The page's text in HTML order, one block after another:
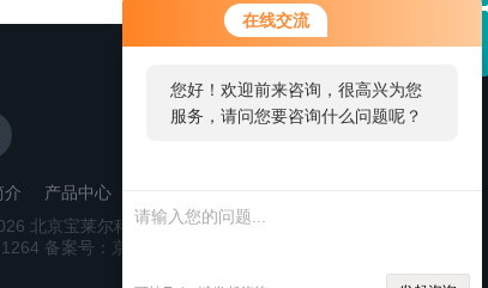
在线交流
您好！欢迎前来咨询，很高兴为您
服务，请问您要咨询什么问题呢？
介 产品中心
北京宝莱尔科技有限公司站点地图
备案号：京ICP备14028914号-2